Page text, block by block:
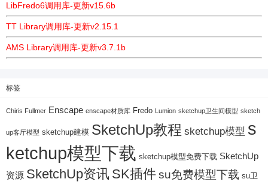
LibFredo6调用库-更新v15.6b
TT Library调用库-更新v2.15.1
AMS Library调用库-更新v3.7.1b
标签
Chiris Fullmer Enscape enscape材质库 Fredo Lumion sketchup卫生间模型 sketch
up客厅模型 sketchup建模 SketchUp教程 sketchup模型 s
ketchup模型下载 sketchup模型免费下载 SketchUp
资源 SketchUp资讯 SK插件su免费模型下载 su卫